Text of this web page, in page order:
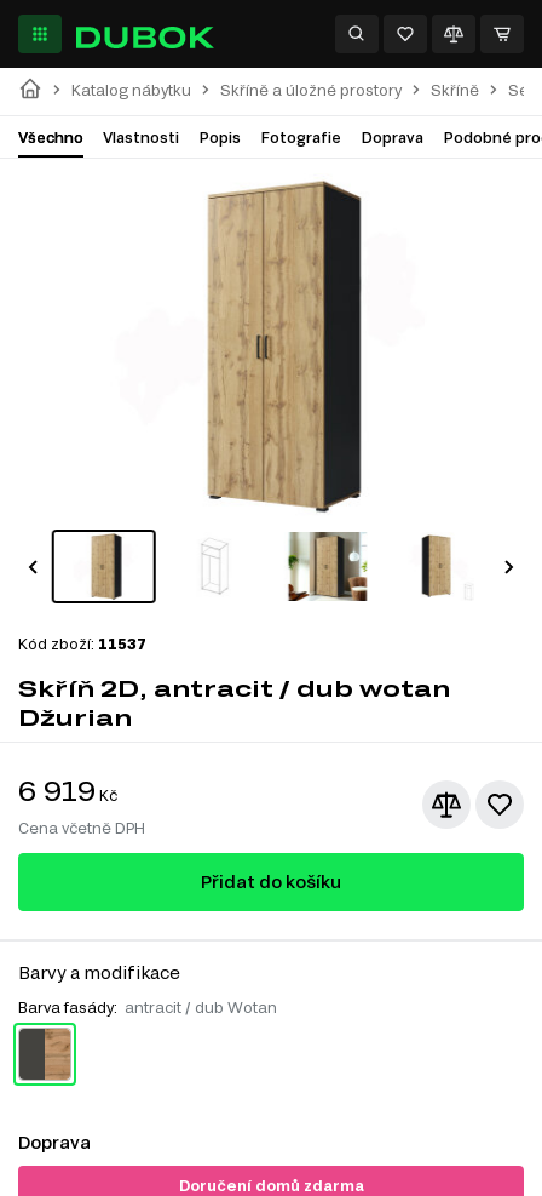
Katalog nábytku Skříně a úložné prostory Skříně
Všechno Vlastnosti Popis Fotografie Doprava Podobné
Kód zboží: 11537
Skříň 2D, antracit / dub wotan
Džurian
6 919 Kč
Cena včetně DPH
Přidat do košíku
Barvy a modifikace
Barva fasády: antracit / dub Wotan
Doprava
Doručení domů zdarma